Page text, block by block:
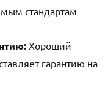
стандартам
Хороший
гарантию на